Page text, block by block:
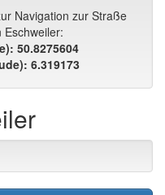
Navigation zur Straße
Eschweiler:
50.8275604
6.319173